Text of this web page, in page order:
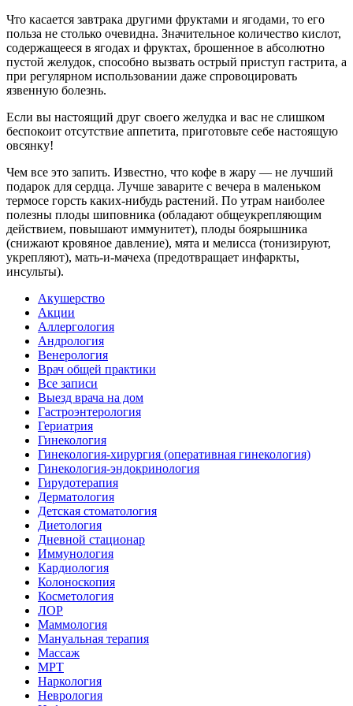
Что касается завтрака другими фруктами и ягодами, то его
польза не столько очевидна. Значительное количество кислот,
содержащееся в ягодах и фруктах, брошенное в абсолютно
пустой желудок, способно вызвать острый приступ гастрита, а
при регулярном использовании даже спровоцировать
язвенную болезнь.
Если вы настоящий друг своего желудка и вас не слишком
беспокоит отсутствие аппетита, приготовьте себе настоящую
овсянку!
Чем все это запить. Известно, что кофе в жару — не лучший
подарок для сердца. Лучше заварите с вечера в маленьком
термосе горсть каких-нибудь растений. По утрам наиболее
полезны плоды шиповника (обладают общеукрепляющим
действием, повышают иммунитет), плоды боярышника
(снижают кровяное давление), мята и мелисса (тонизируют,
укрепляют), мать-и-мачеха (предотвращает инфаркты,
инсульты).
Акушерство
Акции
Аллергология
Андрология
Венерология
Врач общей практики
Все записи
Выезд врача на дом
Гастроэнтерология
Гериатрия
Гинекология
Гинекология-хирургия (оперативная гинекология)
Гинекология-эндокринология
Гирудотерапия
Дерматология
Детская стоматология
Диетология
Дневной стационар
Иммунология
Кардиология
Колоноскопия
Косметология
ЛОР
Маммология
Мануальная терапия
Массаж
МРТ
Наркология
Неврология